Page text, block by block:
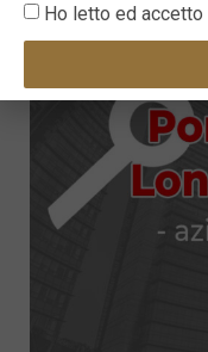
Ho letto ed accetto